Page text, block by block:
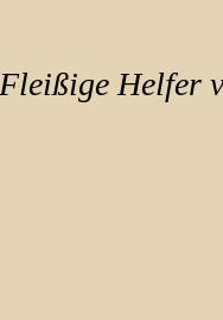
Fleißige Helfer